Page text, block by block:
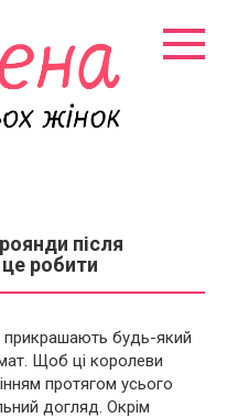
після
це робити
прикрашають будь-який
Щоб ці королеви
протягом усього
догляд. Окрім